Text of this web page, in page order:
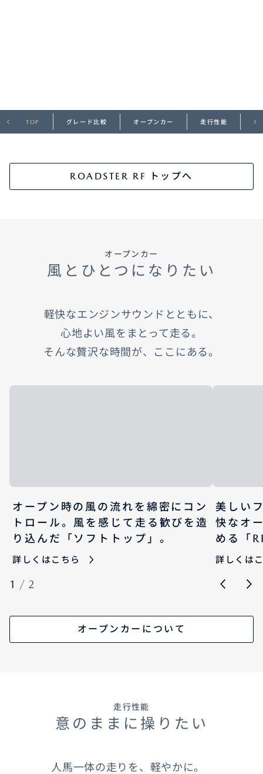
企業・IR・採用
TOP グレード比較 オープンカー 走行性能 デ
ROADSTER RF トップへ
オープンカー
風とひとつになりたい
軽快なエンジンサウンドとともに、
心地よい風をまとって走る。
そんな贅沢な時間が、ここにある。
オープン時の風の流れを綿密にコン
トロール。風を感じて走る歓びを造
り込んだ「ソフトトップ」。
詳しくはこちら
美しい
快なオ
める「
詳しくは
1 / 2
オープンカーについて
走行性能
意のままに操りたい
人馬一体の走りを、軽やかに。